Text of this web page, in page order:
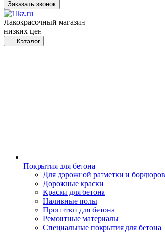
Заказать звонок
Лакокрасочный магазин
низких цен
Каталог
Покрытия для бетона
Для дорожной разметки и бордюров
Дорожные краски
Краски для бетона
Наливные полы
Пропитки для бетона
Ремонтные материалы
Специальные покрытия для бетона